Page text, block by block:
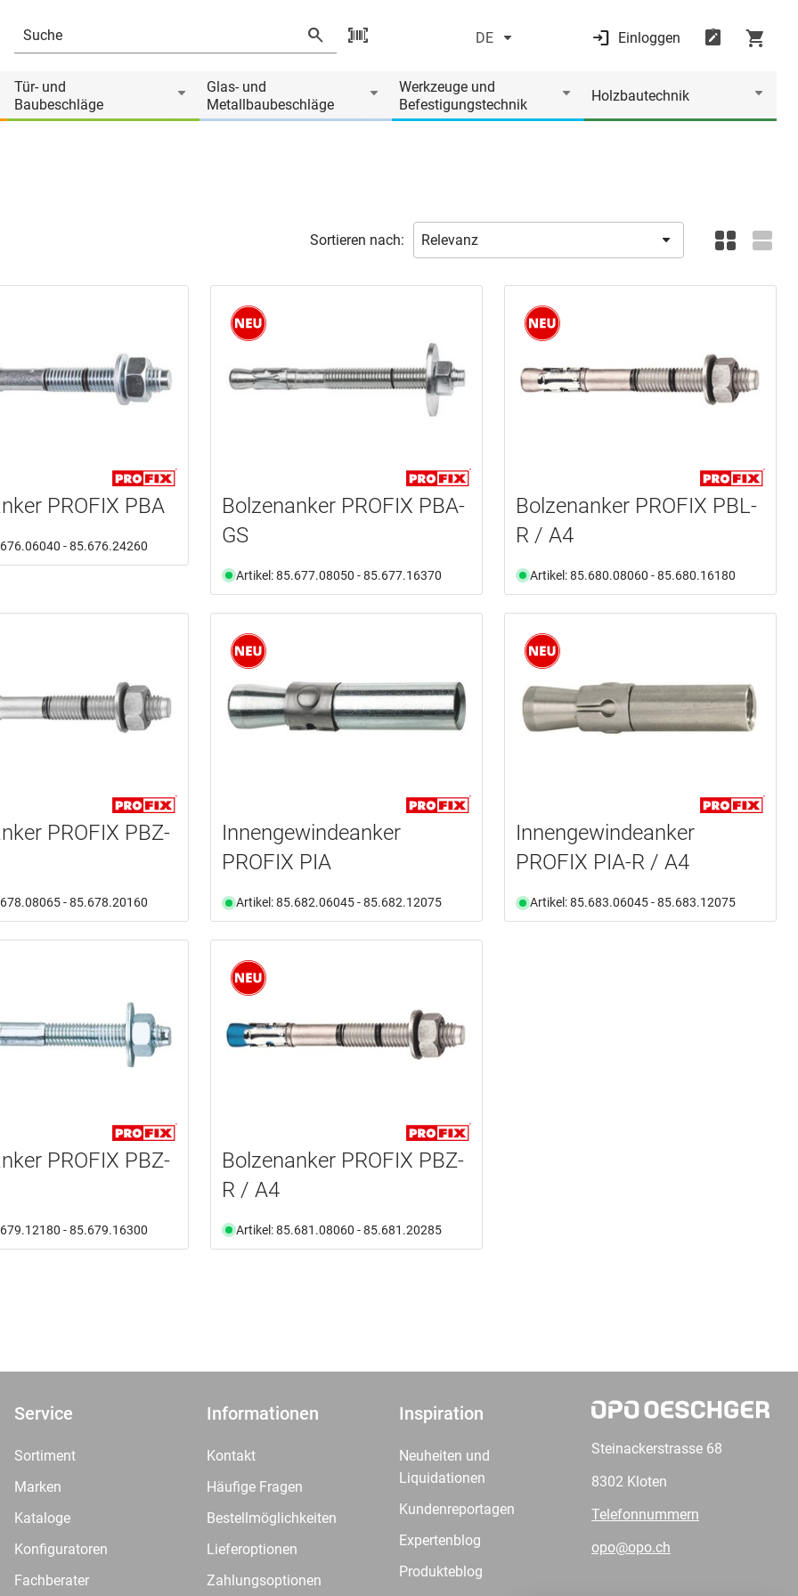
DE Einloggen
Tür- und
Baubeschläge
Glas- und
Metallbaubeschläge
Werkzeuge und
Befestigungstechnik
Holzbautechnik
Sortieren nach:
PROFIX PBA
- 85.676.24260
Bolzenanker PROFIX PBA-
GS
Artikel: 85.677.08050 - 85.677.16370
Bolzenanker PROFIX PBL-
R / A4
Artikel: 85.680.08060 - 85.680.16180
PROFIX PBZ-
- 85.678.20160
Innengewindeanker
PROFIX PIA
Artikel: 85.682.06045 - 85.682.12075
Innengewindeanker
PROFIX PIA-R / A4
Artikel: 85.683.06045 - 85.683.12075
PROFIX PBZ-
- 85.679.16300
Bolzenanker PROFIX PBZ-
R / A4
Artikel: 85.681.08060 - 85.681.20285
Service
Sortiment
Marken
Kataloge
Konfiguratoren
Fachberater
Informationen
Kontakt
Häufige Fragen
Bestellmöglichkeiten
Lieferoptionen
Zahlungsoptionen
Inspiration
Neuheiten und
Liquidationen
Kundenreportagen
Expertenblog
Produkteblog
Steinackerstrasse 68
8302 Kloten
Telefonnummern
opo@opo.ch